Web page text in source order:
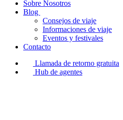
Sobre Nosotros
Blog
Consejos de viaje
Informaciones de viaje
Eventos y festivales
Contacto
Llamada de retorno gratuita
Hub de agentes